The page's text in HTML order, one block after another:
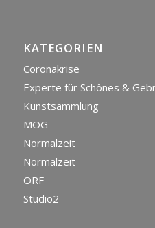
KATEGORIEN
Coronakrise
Experte für Schönes &
Kunstsammlung
MOG
Normalzeit
Normalzeit
ORF
Studio2